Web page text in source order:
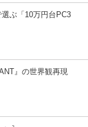
ぶ「10万円台PC3
』の世界観再現